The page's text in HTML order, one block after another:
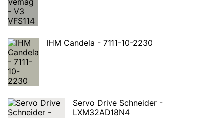
IHM Candela - 7111-10-2230
Servo Drive Schneider -
LXM32AD18N4